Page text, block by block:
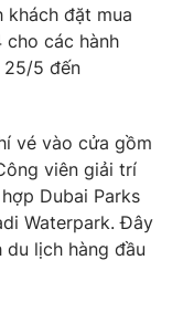
khách đặt mua
các hành
5 đến
vé vào cửa gồm
viên giải trí
Dubai Parks
Waterpark. Đây
lịch hàng đầu